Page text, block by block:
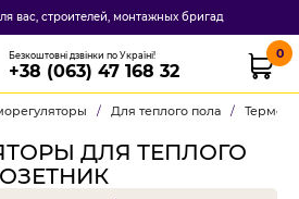
вас, строителей, монтажных бригад
Безкоштовні дзвінки по Україні!
+38 (063) 47 168 32
0
/ Для теплого пола /
ДЛЯ ТЕПЛОГО